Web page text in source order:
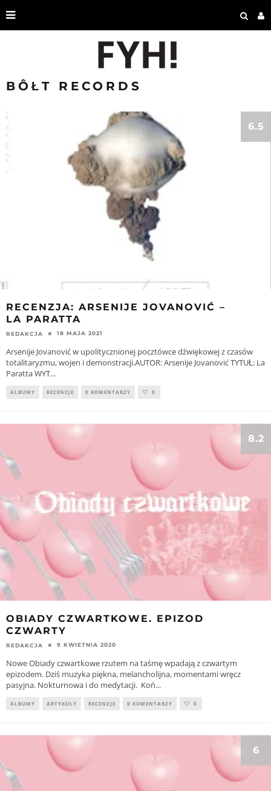
BÔŁT RECORDS
6.5
RECENZJA: ARSENIJE JOVANOVIĆ –
LA PARATTA
REDAKCJA 18 MAJA 2021
Arsenije Jovanović w upolitycznionej pocztówce dźwiękowej z czasów
totalitaryzmu, wojen i demonstracji.AUTOR: Arsenije Jovanović TYTUŁ: La
Paratta WYT...
ALBUMY RECENZJE 0 KOMENTARZY 0
8.2
OBIADY CZWARTKOWE. EPIZOD
CZWARTY
REDAKCJA 9 KWIETNIA 2020
Nowe Obiady czwartkowe rzutem na taśmę wpadają z czwartym
epizodem. Dziś muzyka piękna, melancholijna, momentami wręcz
pasyjna. Nokturnowa i do medytacji. Koń...
ALBUMY ARTYKUŁY RECENZJE 0 KOMENTARZY 0
6